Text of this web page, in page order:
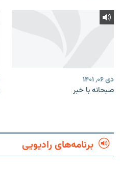
دی ۰۶, ۱۴۰۱
صبحانه با خبر
برنامه‌های رادیویی